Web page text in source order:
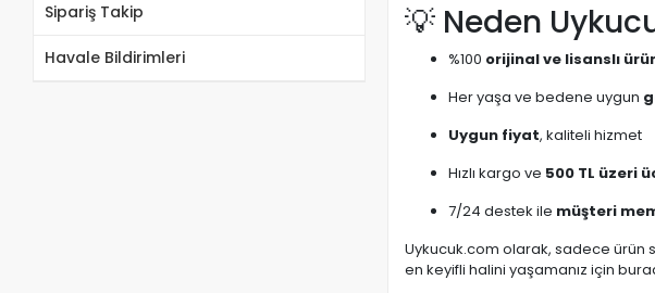
Sipariş Takip
Havale Bildirimleri
💡 Neden
%100 orijinal ve lisanslı
Her yaşa ve bedene uygun
Uygun fiyat, kaliteli hizmet
Hızlı kargo ve 500 TL üzeri
7/24 destek ile müşteri
Uykucuk.com olarak, sadece ürün
en keyifli halini yaşamanız için